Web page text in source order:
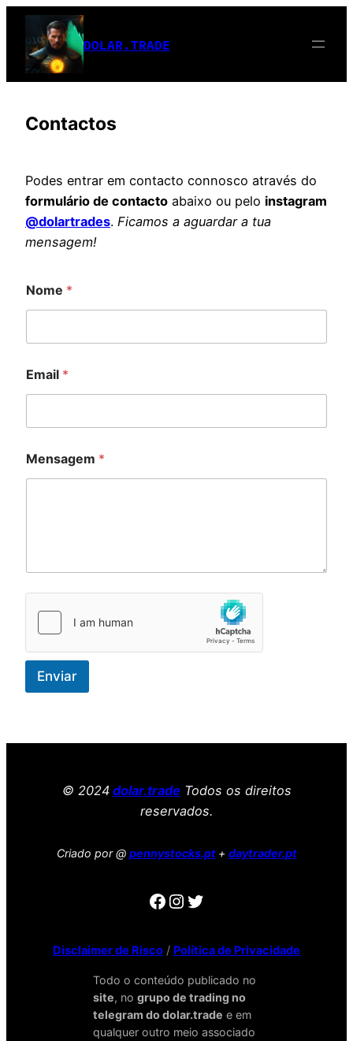
Saltar
para
conteúdo
DOLAR.TRADE
Contactos
Podes entrar em contacto connosco através do
formulário de contacto abaixo ou pelo instagram
@dolartrades. Ficamos a aguardar a tua
mensagem!
Nome *
Email *
Mensagem *
Enviar
© 2024 dolar.tradeTodos os direitos
reservados.
Criado por @ pennystocks.pt + daytrader.pt
Facebook
Instagram
Twitter
Disclaimer de Risco / Política de Privacidade
Todo o conteúdo publicado no
site, nogrupo de trading no
telegram do dolar.trade e em
qualquer outro meio associado